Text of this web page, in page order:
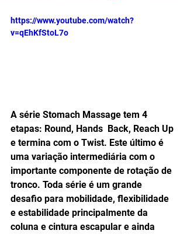
https://www.youtube.com/watch?
v=qEhKfStoL7o
A série Stomach Massage tem 4
etapas: Round, Hands  Back, Reach Up
e termina com o Twist. Este último é
uma variação intermediária com o
importante componente de rotação de
tronco. Toda série é um grande
desafio para mobilidade, flexibilidade
e estabilidade principalmente da
coluna e cintura escapular e ainda